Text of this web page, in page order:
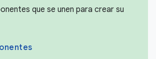
que se unen para crear su